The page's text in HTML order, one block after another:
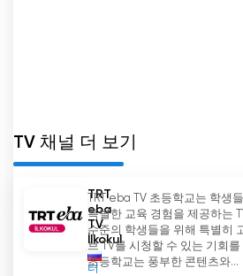
TV 채널 "Ministry of Ideas"는 건
아 역사에 대한 존중을 공언합니
기적으로 제공합니다. 시청자는
자들과 그들의 발견, 위대한 전투
리나라의 문화 유산에 대해 배울
TV 채널 더 보기
TRT
eba
TV
İlkokul
터
TRT eba TV 초등학교는 학생
특별한 교육 경험을 제공하는
수준의 학생들을 위해 특별히
브 TV를 시청할 수 있는 기회
초등학교는 풍부한 콘텐츠와...